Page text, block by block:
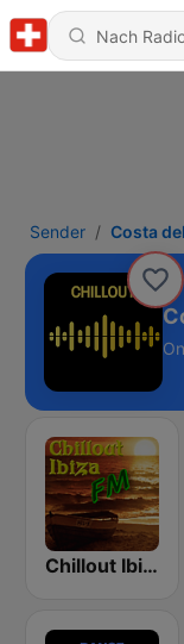
Sender Costa
Chillout Ibiza FM